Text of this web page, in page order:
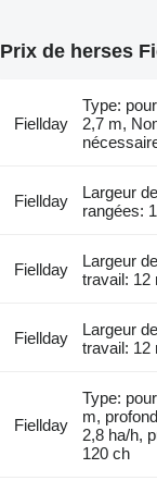
Prix de herses
Fiellday
Type:
2,7 m,
Fiellday
Largeur
rangées:
Fiellday
Largeur
travail: 12
Fiellday
Largeur
travail: 12
Fiellday
Type:
m,
2,8 ha/h,
120 ch